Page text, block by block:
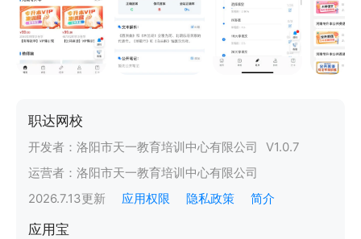
职达网校
开发者： 洛阳市天一教育培训中心有限公司 V1.0.7
运营者： 洛阳市天一教育培训中心有限公司
2026.7.13更新 应用权限 隐私政策 简介
应用宝